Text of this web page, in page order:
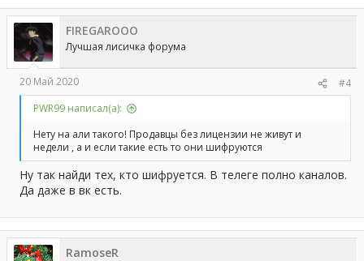
FIREGAROOO
Лучшая лисичка форума
20 Май 2020
#4
PWR99 написал(а):
Нету на али такого! Продавцы без лицензии не живут и
недели , а и если такие есть то они шифруются
Ну так найди тех, кто шифруется. В телеге полно каналов.
Да даже в вк есть.
RamoseR